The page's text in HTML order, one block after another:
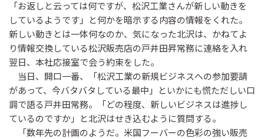
「お返しと云っては何ですが、松沢工業さんが新しい動きを
しているようです」と何かを暗示する内容の情報をくれた。
新しい動きとは一体何なのか、気になった北沢は、かねてよ
り情報交換している松沢販売店の戸井田昇常務に連絡を入れ
翌日、本社応接室で会う約束をした。
当日、開口一番、「松沢工業の新規ビジネスへの参加要請
があって、今バタバタしている最中」といかにも慌ただしい口
調で語る戸井田常務。「どの程度、新しいビジネスは進捗し
ているのですか」と北沢はせき込むように質問する。
「数年先の計画のようだ。米国フーバーの色彩の強い販売